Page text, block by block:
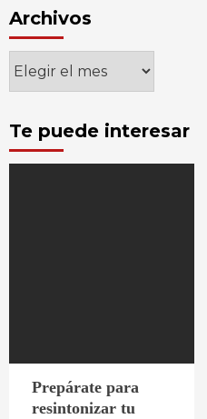
Archivos
Archivos
Te puede interesar
Prepárate para
resintonizar tu